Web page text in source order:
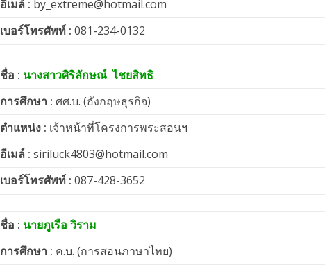
อีเมล์ : by_extreme@hotmail.com
เบอร์โทรศัพท์ : 081-234-0132
ชื่อ : นางสาวศิริลักษณ์ ไชยสิทธิ
การศึกษา : ศศ.บ. (อังกฤษธุรกิจ)
ตำแหน่ง : เจ้าหน้าที่โครงการพระสอนฯ
อีเมล์ : siriluck4803@hotmail.com
เบอร์โทรศัพท์ : 087-428-3652
ชื่อ : นายภูเรือ วิราม
การศึกษา : ค.บ. (การสอนภาษาไทย)